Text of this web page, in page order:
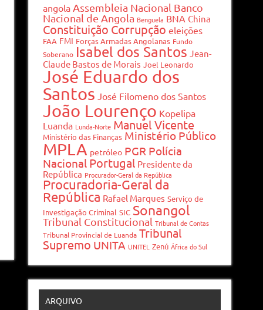
angola Assembleia Nacional Banco
Nacional de Angola Benguela BNA China
Constituição Corrupção eleições
FAA FMI Forças Armadas Angolanas Fundo
Soberano Isabel dos Santos Jean-
Claude Bastos de Morais Joel Leonardo
José Eduardo dos
Santos José Filomeno dos Santos
João Lourenço Kopelipa
Luanda Lunda-Norte Manuel Vicente
Ministério das Finanças Ministério Público
MPLA petróleo PGR Polícia
Nacional Portugal Presidente da
República Procurador-Geral da República
Procuradoria-Geral da
República Rafael Marques Serviço de
Investigação Criminal SIC Sonangol
Tribunal Constitucional Tribunal de Contas
Tribunal Provincial de Luanda Tribunal
Supremo UNITA UNITEL Zenú África do Sul
ARQUIVO